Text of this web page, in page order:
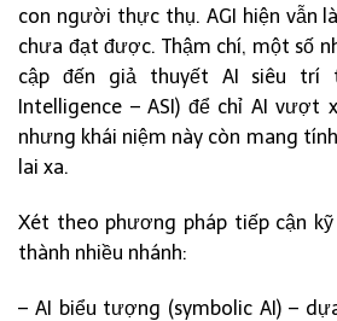
con người thực thụ. AGI hiện vẫn
chưa đạt được. Thậm chí, một số
cập đến giả thuyết AI siêu trí
Intelligence – ASI) để chỉ AI
nhưng khái niệm này còn mang
lai xa.
Xét theo phương pháp tiếp cận
thành nhiều nhánh:
– AI biểu tượng (symbolic AI) –